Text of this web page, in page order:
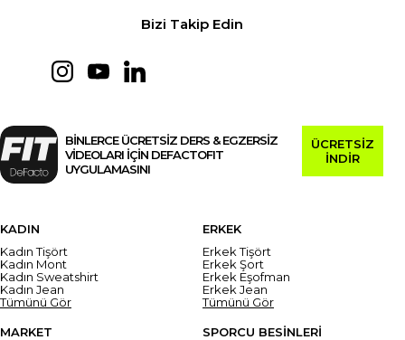
Bizi Takip Edin
BİNLERCE ÜCRETSİZ DERS & EGZERSİZ
VİDEOLARI İÇİN DEFACTOFIT
UYGULAMASINI
ÜCRETSİZ
İNDİR
KADIN
Kadın Tişört
Kadın Mont
Kadın Sweatshirt
Kadın Jean
Tümünü Gör
ERKEK
Erkek Tişört
Erkek Şort
Erkek Eşofman
Erkek Jean
Tümünü Gör
MARKET
SPORCU BESİNLERİ